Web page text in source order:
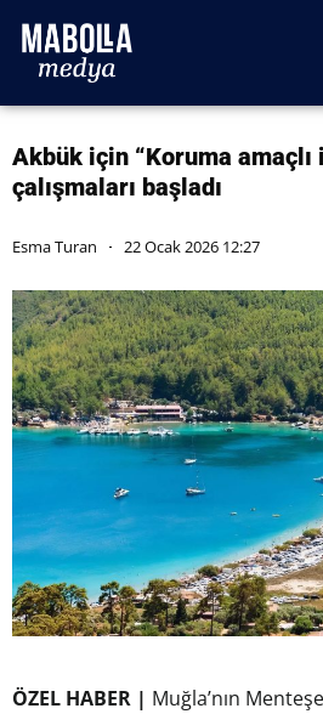
Akbük için “Koruma amaçlı
çalışmaları başladı
Esma Turan 22 Ocak 2026 12:27
ÖZEL HABER | Muğla’nın